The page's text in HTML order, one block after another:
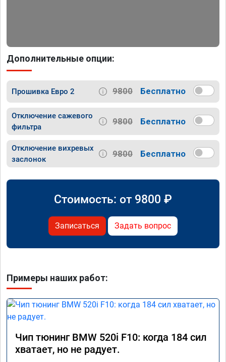
Дополнительные опции:
Прошивка Евро 2 9800 Бесплатно
Отключение сажевого
фильтра
9800 Бесплатно
Отключение вихревых
заслонок
9800 Бесплатно
Стоимость: от 9800 ₽
Записаться Задать вопрос
Примеры наших работ:
Чип тюнинг BMW 520i F10: когда 184 сил
хватает, но не радует.